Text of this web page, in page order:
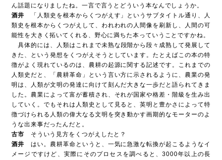
侠の仕事と人生と
俳優・本宮泰風
30秒マナー動画集
ヒコロヒー篇
/ 原田龍二篇 / 三池崇史篇 / 哀川翔篇
バックナンバー / お問い合わせ / FILTとは
ん話題になりましたね。一言で言うとどういう本なんでしょうか。
酒井 「人類史を根本からくつがえす」というサブタイトル通り、人
類史を根本からくつがえして、われわれの人間像を刷新し、人間の可
能性を大きく拓いてくれる、野心に満ちた本っていうことですかね。
具体的には、人類はこれまで未熟な段階から段々成熟して発展して
きた、という発想をくつがえそうとしています。たとえばこの本の特
徴がよく現れているのは、農耕の起源に関する記述です。これまでの
人類史だと、「農耕革命」という言い方に示されるように、農業の発
明は、人類が文明の発達に向けて刻んだ大きな一歩だと語られてきま
した。農業によって富が蓄積され、それが国家や格差・階級を生み出
していく。でもそれは人類史として見ると、英明と豊かさによって特
徴づけられる人類の偉大なる文明を突き動かす画期的なモーターのよ
うな出来事だったんだと。
古市 そういう見方をくつがえしたと？
酒井 はい。農耕革命というと、一気に急激な転換が起こるようなイ
メージですけど、実際にそのプロセスを調べると、3000年以上の長